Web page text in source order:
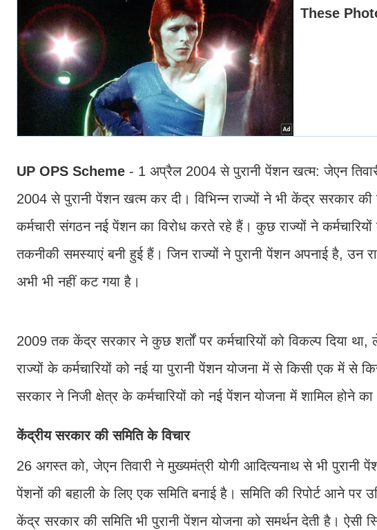
UP OPS Scheme - 1 अप्रैल 2004 से पुरानी पेंशन खत्म: जेएन
2004 से पुरानी पेंशन खत्म कर दी। विभिन्न राज्यों ने भी केंद्र सरकार
कर्मचारी संगठन नई पेंशन का विरोध करते रहे हैं। कुछ राज्यों ने
तकनीकी समस्याएं बनी हुई हैं। जिन राज्यों ने पुरानी पेंशन अपनाई है, उन
अभी भी नहीं कट गया है।
2009 तक केंद्र सरकार ने कुछ शर्तों पर कर्मचारियों को विकल्प दिया
राज्यों के कर्मचारियों को नई या पुरानी पेंशन योजना में से किसी एक में से
सरकार ने निजी क्षेत्र के कर्मचारियों को नई पेंशन योजना में शामिल होने
केंद्रीय सरकार की समिति के विचार
26 अगस्त को, जेएन तिवारी ने मुख्यमंत्री योगी आदित्यनाथ से भी पुरानी
पेंशनों की बहाली के लिए एक समिति बनाई है। समिति की रिपोर्ट आने पर
केंद्र सरकार की समिति भी पुरानी पेंशन योजना को समर्थन देती है। ऐसी